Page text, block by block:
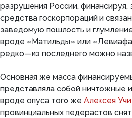
разрушения России,
средства госкорпораций и
заведомую пошлость и
вроде «Матильды» или
редко—из последнего можно
Основная же масса
представляла собой ничтожные
вроде опуса того же Алексея
провинциальных педерастов